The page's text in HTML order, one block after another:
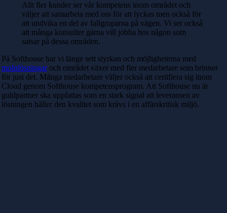
Allt fler kunder ser vår kompetens inom området och
väljer att samarbeta med oss för att lyckas men också för
att undvika en del av fallgroparna på vägen. Vi ser också
att många konsulter gärna vill jobba hos någon som
satsar på dessa områden.
På Softhouse har vi länge sett styrkan och möjligheterna med
molnlösningaroch området växer med fler medarbetare som brinner
för just det. Många medarbetare väljer också att certifiera sig inom
Cloud genom Softhouse kompetensprogram. Att Softhouse nu är
guldpartner ska uppfattas som en stark signal att leveransen av
lösningen håller den kvalitet som krävs i en affärskritisk miljö.